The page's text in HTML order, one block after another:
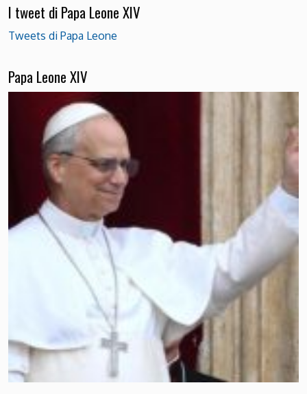
I tweet di Papa Leone XIV
Tweets di Papa Leone
Papa Leone XIV